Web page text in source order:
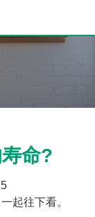
命?
起往下看。